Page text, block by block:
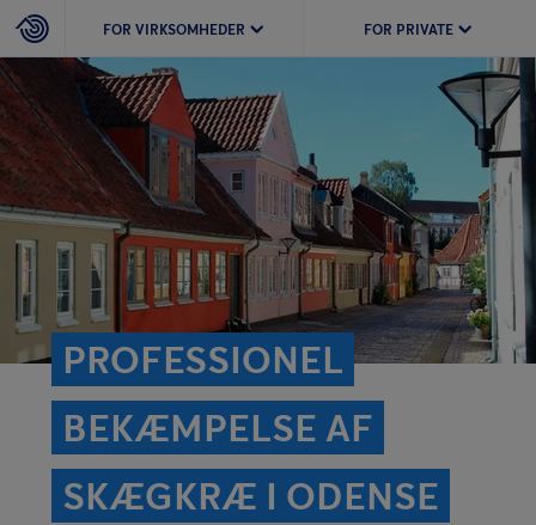
FOR VIRKSOMHEDER FOR PRIVATE
PROFESSIONEL
BEKÆMPELSE AF
SKÆGKRÆ I ODENSE